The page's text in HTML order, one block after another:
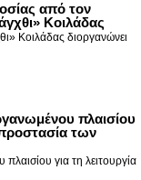
από τον
Κοιλάδας
Κοιλάδας διοργανώνει
πλαισίου
προστασία των
για τη λειτουργία